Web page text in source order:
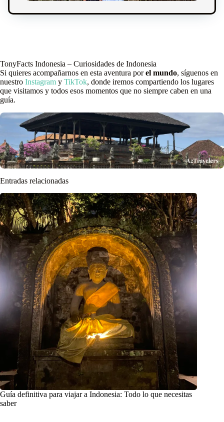
TonyFacts Indonesia – Curiosidades de Indonesia
Si quieres acompañarnos en esta aventura porel mundo, síguenos en
nuestro Instagram y TikTok, donde iremos compartiendo los lugares
que visitamos y todos esos momentos que no siempre caben en una
guía.
Entradas relacionadas
Guía definitiva para viajar a Indonesia: Todo lo que necesitas
saber